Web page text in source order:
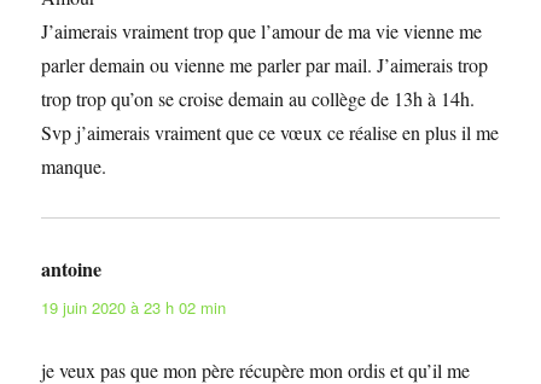
J’aimerais vraiment trop que l’amour de ma vie vienne me
parler demain ou vienne me parler par mail. J’aimerais trop
trop trop qu’on se croise demain au collège de 13h à 14h.
Svp j’aimerais vraiment que ce vœux ce réalise en plus il me
manque.
antoine
19 juin 2020 à 23 h 02 min
je veux pas que mon père récupère mon ordis et qu’il me